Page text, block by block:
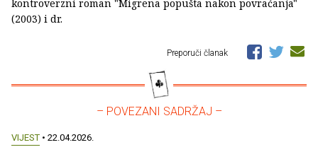
kontroverzni roman "Migrena popušta nakon povraćanja"
(2003) i dr.
Preporuči članak
– POVEZANI SADRŽAJ –
VIJEST • 22.04.2026.